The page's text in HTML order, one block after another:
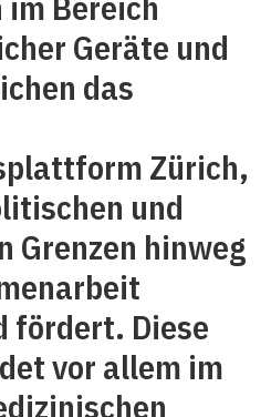
Geräte und
das
Zürich,
und
hinweg
fördert. Diese
vor allem im